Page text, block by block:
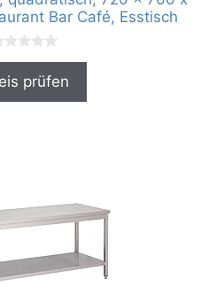
Bar Café, Esstisch
prüfen